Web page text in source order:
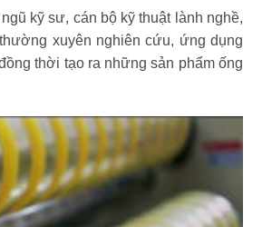
kỹ sư, cán bộ kỹ thuật lành nghề,
xuyên nghiên cứu, ứng dụng
thời tạo ra những sản phẩm ống